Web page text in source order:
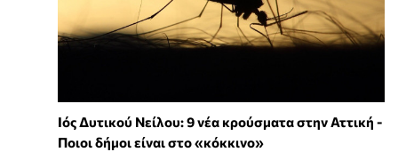
Ιός Δυτικού Νείλου: 9 νέα κρούσματα στην Αττική -
Ποιοι δήμοι είναι στο «κόκκινο»